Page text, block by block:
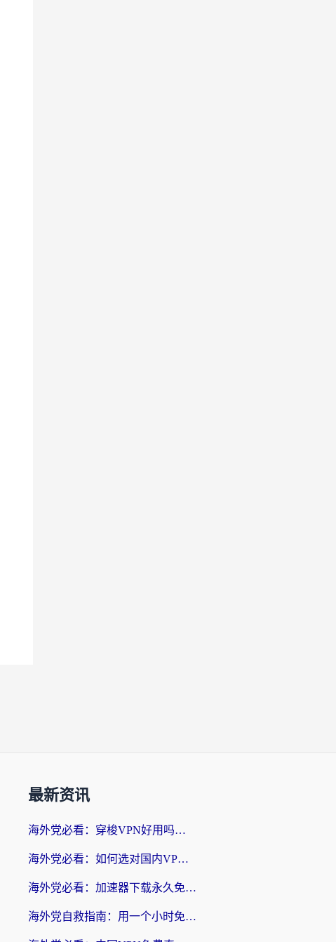
最新资讯
海外党必看：穿梭VPN好用吗？和云帆VPN对比哪个回国效果更好？附真实测评+避坑指南
海外党必看：如何选对国内VPN，实现无缝访问国内资源？
海外党必看：加速器下载永久免费版真的存在吗？教你无缝访问国内资源的正确姿势
海外党自救指南：用一个小时免费加速器，轻松打破国内资源访问壁垒？